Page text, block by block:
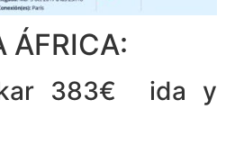
ÁFRICA:
383€ ida y